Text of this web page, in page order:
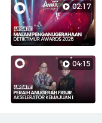
02:17
04:15